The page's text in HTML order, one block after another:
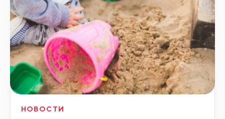
НОВОСТИ